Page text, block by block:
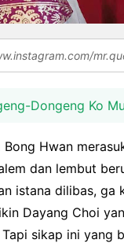
Dongeng Ko
Hwan
dan lembut
istana dilibas, ga
Dayang Choi
sikap ini yang